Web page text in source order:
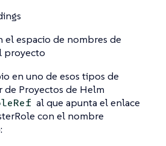
el espacio de nombres de
proyecto
en uno de esos tipos de
de Proyectos de Helm
al que apunta el enlace
con el nombre